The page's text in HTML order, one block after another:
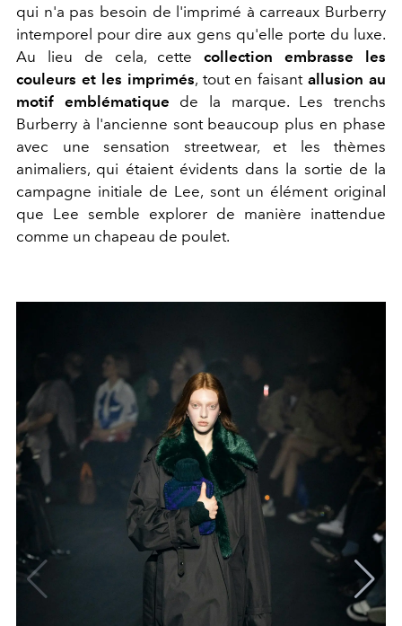
qui n'a pas besoin de l'imprimé à carreaux Burberry
intemporel pour dire aux gens qu'elle porte du luxe.
Au lieu de cela, cettecollection embrasse les
couleurs et les imprimés, tout en faisantallusion au
motif emblématique de la marque. Les trenchs
Burberry à l'ancienne sont beaucoup plus en phase
avec une sensation streetwear, et les thèmes
animaliers, qui étaient évidents dans la sortie de la
campagne initiale de Lee, sont un élément original
que Lee semble explorer de manière inattendue
comme un chapeau de poulet.